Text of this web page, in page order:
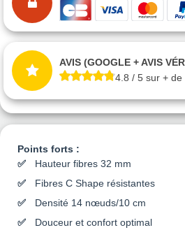
Points forts :
Hauteur fibres 32 mm
Fibres C Shape résistantes
Densité 14 nœuds/10 cm
Douceur et confort optimal
AVIS (GOOGLE + AVIS
4.8 / 5 sur + de